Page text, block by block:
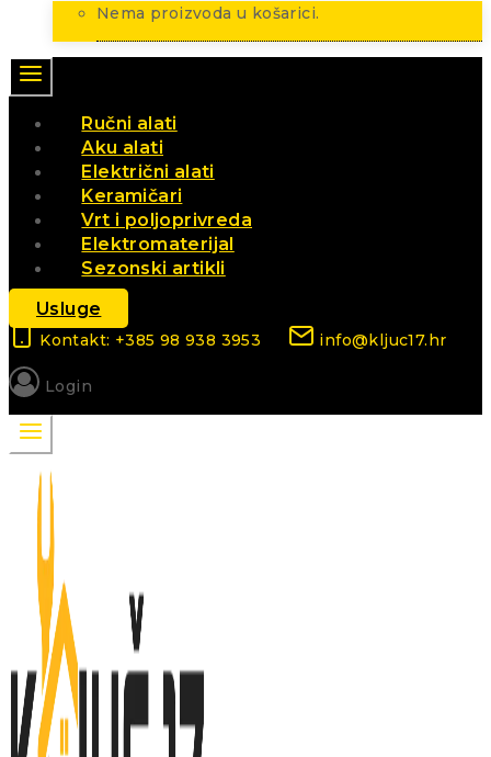
Nema proizvoda u košarici.
Ručni alati
Aku alati
Električni alati
Keramičari
Vrt i poljoprivreda
Elektromaterijal
Sezonski artikli
Usluge
Kontakt: +385 98 938 3953 info@kljuc17.hr
Login